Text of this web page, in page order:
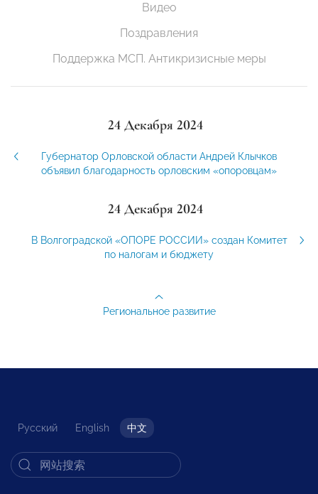
Видео
Поздравления
Поддержка МСП. Антикризисные меры
24 Декабря 2024
Губернатор Орловской области Андрей Клычков
объявил благодарность орловским «опоровцам»
24 Декабря 2024
В Волгоградской «ОПОРЕ РОССИИ» создан Комитет
по налогам и бюджету
Региональное развитие
Русский English 中文